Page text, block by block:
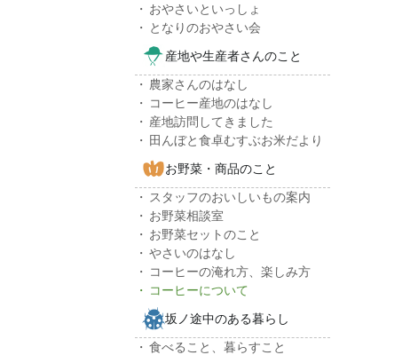
おやさいといっしょ
となりのおやさい会
産地や生産者さんのこと
農家さんのはなし
コーヒー産地のはなし
産地訪問してきました
田んぼと食卓むすぶお米だより
お野菜・商品のこと
スタッフのおいしいもの案内
お野菜相談室
お野菜セットのこと
やさいのはなし
コーヒーの淹れ方、楽しみ方
コーヒーについて
坂ノ途中のある暮らし
食べること、暮らすこと